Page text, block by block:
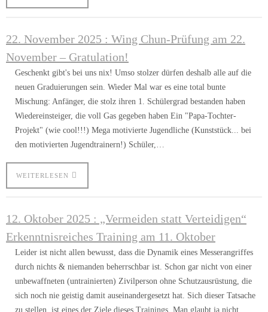
22. November 2025 : Wing Chun-Prüfung am 22.
November – Gratulation!
Geschenkt gibt's bei uns nix! Umso stolzer dürfen deshalb alle auf die
neuen Graduierungen sein. Wieder Mal war es eine total bunte
Mischung: Anfänger, die stolz ihren 1. Schülergrad bestanden haben
Wiedereinsteiger, die voll Gas gegeben haben Ein "Papa-Tochter-
Projekt" (wie cool!!!) Mega motivierte Jugendliche (Kunststück... bei
den motivierten Jugendtrainern!) Schüler,…
WEITERLESEN
12. Oktober 2025 : „Vermeiden statt Verteidigen“
Erkenntnisreiches Training am 11. Oktober
Leider ist nicht allen bewusst, dass die Dynamik eines Messerangriffes
durch nichts & niemanden beherrschbar ist. Schon gar nicht von einer
unbewaffneten (untrainierten) Zivilperson ohne Schutzausrüstung, die
sich noch nie geistig damit auseinandergesetzt hat. Sich dieser Tatsache
zu stellen, ist eines der Ziele dieses Trainings. Man glaubt ja nicht,